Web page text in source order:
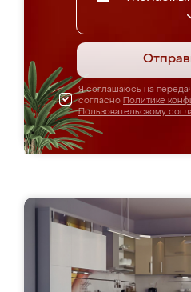
Я соглашаюсь на
согласно Политике
Пользовательскому